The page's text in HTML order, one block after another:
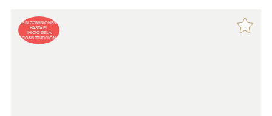
SIN COMISIONES
HASTA EL
INICIO DE LA
CONSTRUCCIÓN